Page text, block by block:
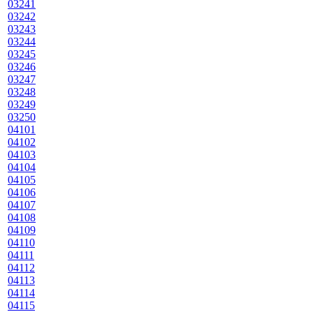
03241
03242
03243
03244
03245
03246
03247
03248
03249
03250
04101
04102
04103
04104
04105
04106
04107
04108
04109
04110
04111
04112
04113
04114
04115